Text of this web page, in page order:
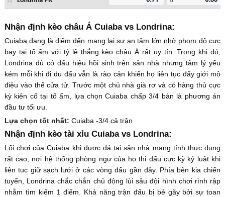
Nhận định kèo châu Á Cuiaba vs Londrina:
Cuiaba đang là điểm đến mang lại sự an tâm lớn nhờ phom độ cực
bay tại tổ ấm với tỷ lệ thắng kèo châu Á rất uy tín. Trong khi đó,
Londrina dù có dấu hiệu hồi sinh trên sân nhà nhưng tâm lý yếu
kém mỗi khi đi du đấu vẫn là rào cản khiến họ liên tục đẩy giới mộ
điệu vào thế cửa tử. Trước một chủ nhà già rơ và có hàng thủ cực
kỳ kiên cố tại tổ ấm, lựa chọn Cuiaba chấp 3/4 bàn là phương án
đầu tư tối ưu.
Lựa chọn tốt nhất: Cuiaba -3/4 cả trận
Nhận định kèo tài xỉu Cuiaba vs Londrina:
Lối chơi của Cuiaba khi được đá tại sân nhà mang tính thực dụng
rất cao, nơi hệ thống phòng ngự của họ thi đấu cực kỳ kỷ luật khi
liên tục giữ sạch lưới ở các vòng đấu gần đây. Phía bên kia chiến
tuyến, Londrina chắc chắn chủ động lùi sâu đội hình chơi rình rập
nhằm tìm kiếm 1 điểm. Khả năng trận đấu bị bẻ gãy bởi sự toan